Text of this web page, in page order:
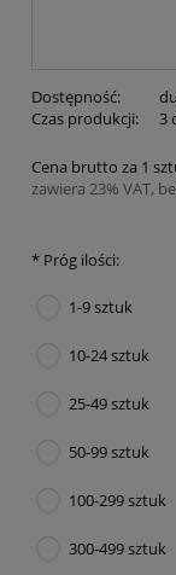
Dostępność:
Czas produkcji:
3
Cena brutto za 1
zawiera 23% VAT,
* Próg ilości:
1-9 sztuk
10-24 sztuk
25-49 sztuk
50-99 sztuk
100-299 sztuk
300-499 sztuk